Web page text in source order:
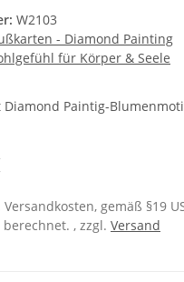
W2103
- Diamond Painting
für Körper & Seele
Paintig-
gemäß §19
, zzgl. Versand